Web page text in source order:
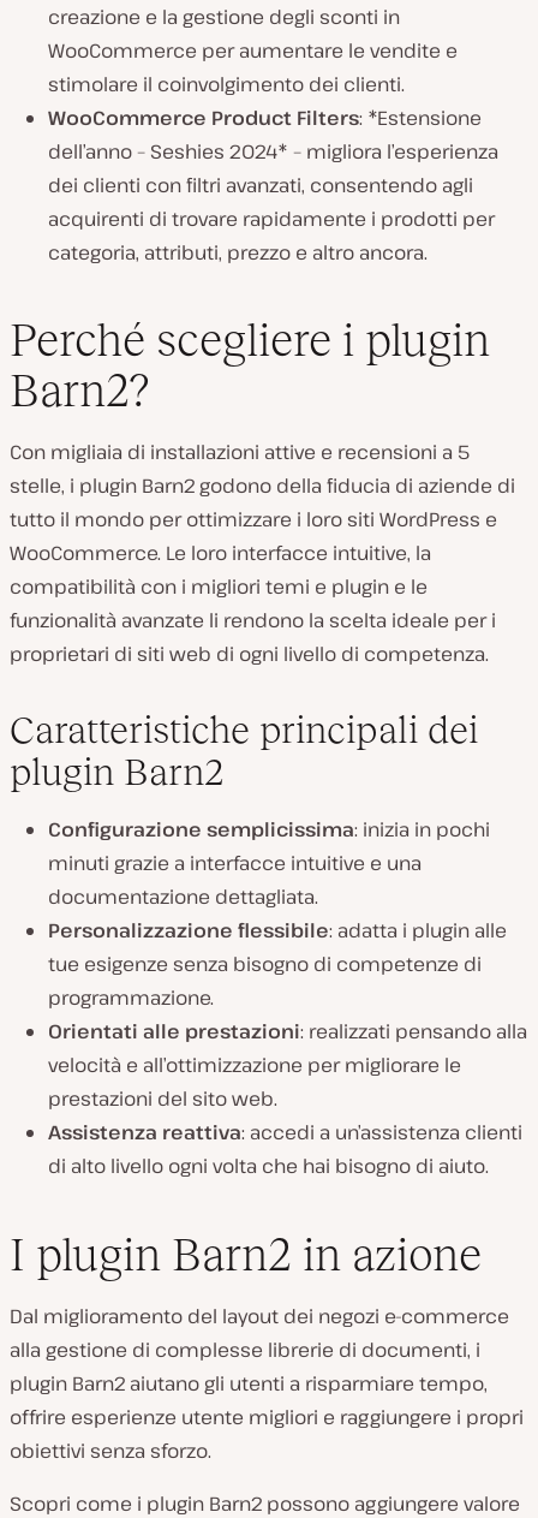
creazione e la gestione degli sconti in
WooCommerce per aumentare le vendite e
stimolare il coinvolgimento dei clienti.
WooCommerce Product Filters: *Estensione
dell’anno – Seshies 2024* – migliora l’esperienza
dei clienti con filtri avanzati, consentendo agli
acquirenti di trovare rapidamente i prodotti per
categoria, attributi, prezzo e altro ancora.
Perché scegliere i plugin
Barn2?
Con migliaia di installazioni attive e recensioni a 5
stelle, i plugin Barn2 godono della fiducia di aziende di
tutto il mondo per ottimizzare i loro siti WordPress e
WooCommerce. Le loro interfacce intuitive, la
compatibilità con i migliori temi e plugin e le
funzionalità avanzate li rendono la scelta ideale per i
proprietari di siti web di ogni livello di competenza.
Caratteristiche principali dei
plugin Barn2
Configurazione semplicissima: inizia in pochi
minuti grazie a interfacce intuitive e una
documentazione dettagliata.
Personalizzazione flessibile: adatta i plugin alle
tue esigenze senza bisogno di competenze di
programmazione.
Orientati alle prestazioni: realizzati pensando alla
velocità e all’ottimizzazione per migliorare le
prestazioni del sito web.
Assistenza reattiva: accedi a un’assistenza clienti
di alto livello ogni volta che hai bisogno di aiuto.
I plugin Barn2 in azione
Dal miglioramento del layout dei negozi e-commerce
alla gestione di complesse librerie di documenti, i
plugin Barn2 aiutano gli utenti a risparmiare tempo,
offrire esperienze utente migliori e raggiungere i propri
obiettivi senza sforzo.
Scopri come i plugin Barn2 possono aggiungere valore